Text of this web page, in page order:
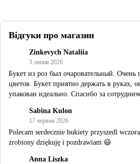
Відгуки про магазин
Zinkevych Nataliia
3 липня 2026
Букет из роз был очаровательный. Очень
цветов. Букет приятно держать в руках,
упакован идеально. Спасибо за
Sabina Kulon
17 червня 2026
Polecam serdecznie bukiety przyszedl
zrobiony dziękuję i pozdrawiam 😃
Anna Liszka